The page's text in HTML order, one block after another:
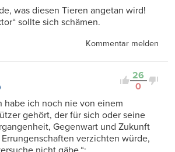
was diesen Tieren angetan wird!
sollte sich schämen.
Kommentar melden
26
0
habe ich noch nie von einem
gehört, der für sich oder seine
Gegenwart und Zukunft
verzichten würde,